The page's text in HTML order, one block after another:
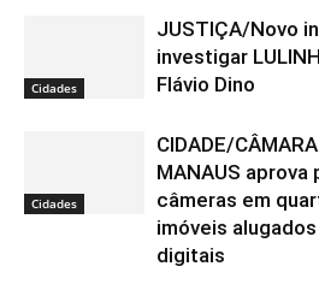
Cidades
JUSTIÇA/Novo
investigar
Flávio Dino
Cidades
CIDADE/
MANAUS
câmeras em
imóveis
digitais